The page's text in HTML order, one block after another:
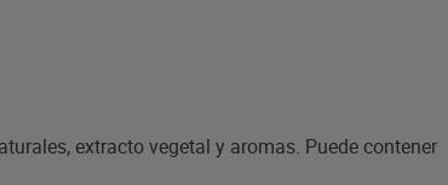
extracto vegetal y aromas. Puede contener